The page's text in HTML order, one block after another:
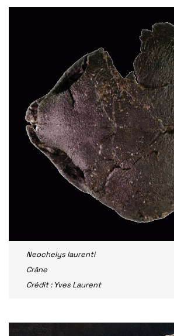
Neochelys laurenti
Crâne
Crédit : Yves Laurent